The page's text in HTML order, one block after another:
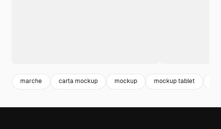
marche carta mockup mockup mockup tablet